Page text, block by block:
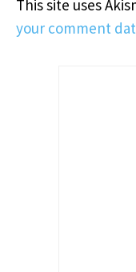
This site uses
your comment